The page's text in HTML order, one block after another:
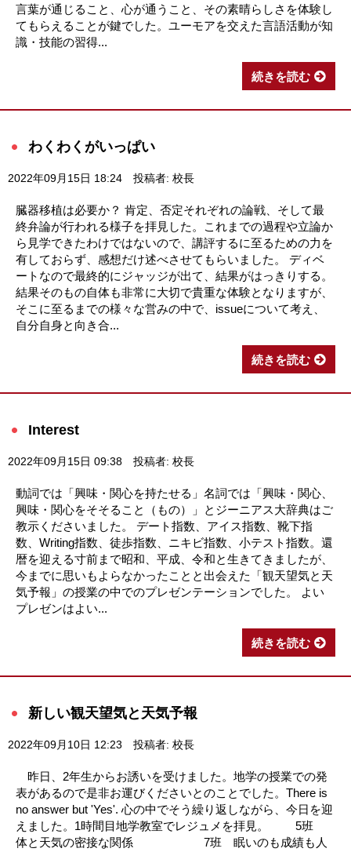
言葉が通じること、心が通うこと、その素晴らしさを体験し
てもらえることが鍵でした。ユーモアを交えた言語活動が知
識・技能の習得...
続きを読む
わくわくがいっぱい
2022年09月15日 18:24 投稿者: 校長
臓器移植は必要か？ 肯定、否定それぞれの論戦、そして最
終弁論が行われる様子を拝見した。これまでの過程や立論か
ら見学できたわけではないので、講評するに至るための力を
有しておらず、感想だけ述べさせてもらいました。 ディベ
ートなので最終的にジャッジが出て、結果がはっきりする。
結果そのもの自体も非常に大切で貴重な体験となりますが、
そこに至るまでの様々な営みの中で、issueについて考え、
自分自身と向き合...
続きを読む
Interest
2022年09月15日 09:38 投稿者: 校長
動詞では「興味・関心を持たせる」名詞では「興味・関心、
興味・関心をそそること（もの）」とジーニアス大辞典はご
教示くださいました。 デート指数、アイス指数、靴下指
数、Writing指数、徒歩指数、ニキビ指数、小テスト指数。還
暦を迎える寸前まで昭和、平成、令和と生きてきましたが、
今までに思いもよらなかったことと出会えた「観天望気と天
気予報」の授業の中でのプレゼンテーションでした。 よい
プレゼンはよい...
続きを読む
新しい観天望気と天気予報
2022年09月10日 12:23 投稿者: 校長
昨日、2年生からお誘いを受けました。地学の授業での発
表があるので是非お運びくださいとのことでした。There is
no answer but 'Yes'. 心の中でそう繰り返しながら、今日を迎
えました。1時間目地学教室でレジュメを拝見。 5班
体と天気の密接な関係 7班 眠いのも成績も人